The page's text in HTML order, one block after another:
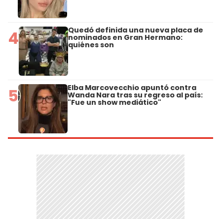
4 Quedó definida una nueva placa de
nominados en Gran Hermano:
quiénes son
5 Elba Marcovecchio apuntó contra
Wanda Nara tras su regreso al país:
"Fue un show mediático"